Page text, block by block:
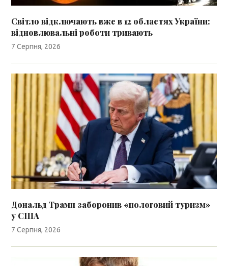
Світло відключають вже в 12 областях України:
відновлювальні роботи тривають
7 Серпня, 2026
Дональд Трамп заборонив «пологовий туризм»
у США
7 Серпня, 2026